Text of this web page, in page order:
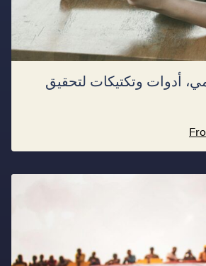
أدوات وتكتيكات لتحقيق